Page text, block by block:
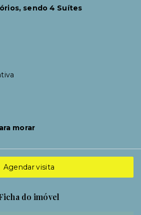
sendo 4 Suítes
morar
Agendar visita
do imóvel